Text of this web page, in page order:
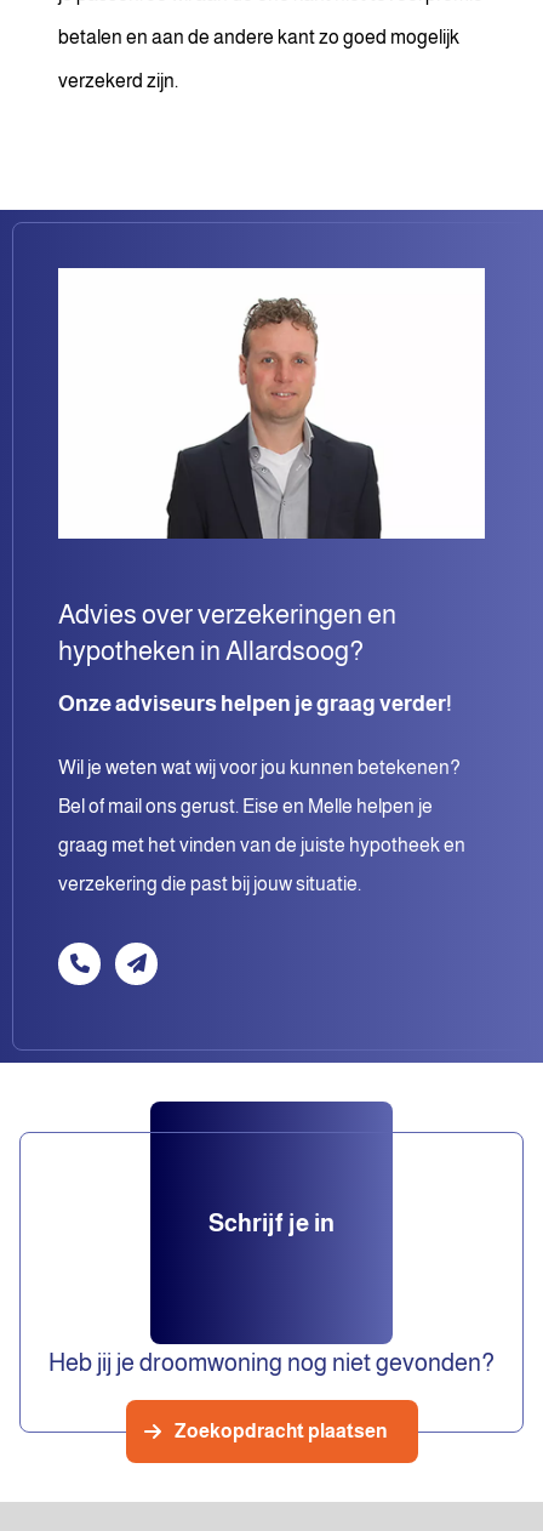
betalen en aan de andere kant zo goed mogelijk
verzekerd zijn.
Advies over verzekeringen en
hypotheken in Allardsoog?
Onze adviseurs helpen je graag verder!
Wil je weten wat wij voor jou kunnen betekenen?
Bel of mail ons gerust. Eise en Melle helpen je
graag met het vinden van de juiste hypotheek en
verzekering die past bij jouw situatie.
Schrijf je in
Heb jij je droomwoning nog niet gevonden?
Zoekopdracht plaatsen